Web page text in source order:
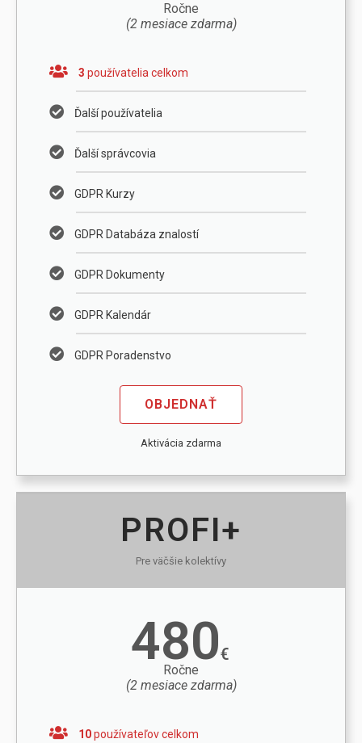
Ročne
(2 mesiace zdarma)
3 používatelia celkom
Ďalší používatelia
Ďalší správcovia
GDPR Kurzy
GDPR Databáza znalostí
GDPR Dokumenty
GDPR Kalendár
GDPR Poradenstvo
OBJEDNAŤ
Aktivácia zdarma
PROFI+
Pre väčšie kolektívy
480€
Ročne
(2 mesiace zdarma)
10používateľov celkom